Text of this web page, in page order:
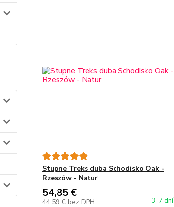
Stupne Treks duba Schodisko Oak -
Rzeszów - Natur
54,85 €
44,59 € bez DPH 3-7 dní